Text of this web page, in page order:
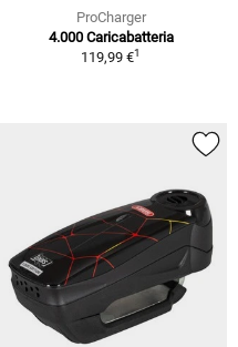
ProCharger
4.000 Caricabatteria
119,99 €1